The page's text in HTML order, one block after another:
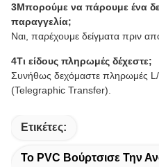
3Μπορούμε να πάρουμε ένα
παραγγελία;
Ναι, παρέχουμε δείγματα πριν
4Τι είδους πληρωμές δέχεστε;
Συνήθως δεχόμαστε πληρωμές
(Telegraphic Transfer).
Ετικέτες:
Το PVC Βούρτσισε Την